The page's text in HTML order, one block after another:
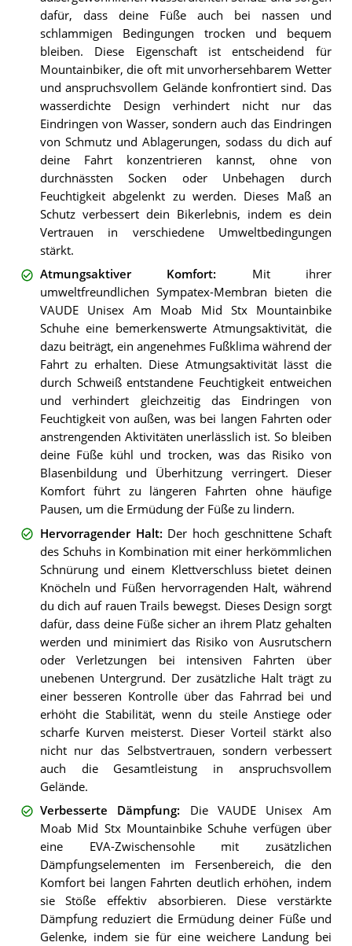
dafür, dass deine Füße auch bei nassen und
schlammigen Bedingungen trocken und bequem
bleiben. Diese Eigenschaft ist entscheidend für
Mountainbiker, die oft mit unvorhersehbarem Wetter
und anspruchsvollem Gelände konfrontiert sind. Das
wasserdichte Design verhindert nicht nur das
Eindringen von Wasser, sondern auch das Eindringen
von Schmutz und Ablagerungen, sodass du dich auf
deine Fahrt konzentrieren kannst, ohne von
durchnässten Socken oder Unbehagen durch
Feuchtigkeit abgelenkt zu werden. Dieses Maß an
Schutz verbessert dein Bikerlebnis, indem es dein
Vertrauen in verschiedene Umweltbedingungen
stärkt.
Atmungsaktiver Komfort: Mit ihrer
umweltfreundlichen Sympatex-Membran bieten die
VAUDE Unisex Am Moab Mid Stx Mountainbike
Schuhe eine bemerkenswerte Atmungsaktivität, die
dazu beiträgt, ein angenehmes Fußklima während der
Fahrt zu erhalten. Diese Atmungsaktivität lässt die
durch Schweiß entstandene Feuchtigkeit entweichen
und verhindert gleichzeitig das Eindringen von
Feuchtigkeit von außen, was bei langen Fahrten oder
anstrengenden Aktivitäten unerlässlich ist. So bleiben
deine Füße kühl und trocken, was das Risiko von
Blasenbildung und Überhitzung verringert. Dieser
Komfort führt zu längeren Fahrten ohne häufige
Pausen, um die Ermüdung der Füße zu lindern.
Hervorragender Halt: Der hoch geschnittene Schaft
des Schuhs in Kombination mit einer herkömmlichen
Schnürung und einem Klettverschluss bietet deinen
Knöcheln und Füßen hervorragenden Halt, während
du dich auf rauen Trails bewegst. Dieses Design sorgt
dafür, dass deine Füße sicher an ihrem Platz gehalten
werden und minimiert das Risiko von Ausrutschern
oder Verletzungen bei intensiven Fahrten über
unebenen Untergrund. Der zusätzliche Halt trägt zu
einer besseren Kontrolle über das Fahrrad bei und
erhöht die Stabilität, wenn du steile Anstiege oder
scharfe Kurven meisterst. Dieser Vorteil stärkt also
nicht nur das Selbstvertrauen, sondern verbessert
auch die Gesamtleistung in anspruchsvollem
Gelände.
Verbesserte Dämpfung: Die VAUDE Unisex Am
Moab Mid Stx Mountainbike Schuhe verfügen über
eine EVA-Zwischensohle mit zusätzlichen
Dämpfungselementen im Fersenbereich, die den
Komfort bei langen Fahrten deutlich erhöhen, indem
sie Stöße effektiv absorbieren. Diese verstärkte
Dämpfung reduziert die Ermüdung deiner Füße und
Gelenke, indem sie für eine weichere Landung bei